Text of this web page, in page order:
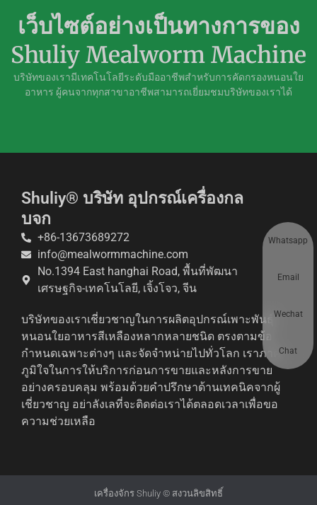
เว็บไซต์อย่างเป็นทางการของ
Shuliy Mealworm Machine
บริษัทของเรามีเทคโนโลยีระดับมืออาชีพสำหรับการคัดกรองหนอนใย
อาหาร ผู้คนจากทุกสาขาอาชีพสามารถเยี่ยมชมบริษัทของเราได้
Shuliy® บริษัท อุปกรณ์เครื่องกล
บจก
+86-13673689272
info@mealwormmachine.com
No.1394 East hanghai Road, พื้นที่พัฒนา
เศรษฐกิจ-เทคโนโลยี, เจิ้งโจว, จีน
บริษัทของเราเชี่ยวชาญในการผลิตอุปกรณ์เพาะพันธุ์
หนอนใยอาหารสีเหลืองหลากหลายชนิด ตรงตามข้อ
กำหนดเฉพาะต่างๆ และจัดจำหน่ายไปทั่วโลก เราภาค
ภูมิใจในการให้บริการก่อนการขายและหลังการขาย
อย่างครอบคลุม พร้อมด้วยคำปรึกษาด้านเทคนิคจากผู้
เชี่ยวชาญ อย่าลังเลที่จะติดต่อเราได้ตลอดเวลาเพื่อขอ
ความช่วยเหลือ
เครื่องจักร Shuliy © สงวนลิขสิทธิ์
Whatsapp
Email
Wechat
Chat